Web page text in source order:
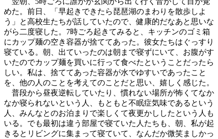
めた。前日、「早起きできたら琵琶湖のまわりを散歩しよ
う」と高校生たちが話していたので、健康的だなあと思いな
がら二度寝した。7時ごろ起きてみると、キッチンのゴミ箱
にカップ麺の空き容器が捨ててあった。彼女たちはぐっすり
寝ている。朝、出ていったのは朝まで寝ずにいて、お腹がす
いたのでカップ麺を買いに行って食べたということだったら
しい。私は、捨ててあった容器が水でゆすいであったこと
を、他の人のことを考えてのことだと思い、嬉しく感じた。
普段から昼夜逆転していたり、慣れない場所が怖くてなか
なか寝られないという人、もともと不眠症気味であるという
人、みんなとのお泊まりで楽しくて夜更かししたという人も
いる。でも最初は違う部屋で寝ていた人たちも、朝、私が起
きるとリビングに集まって寝ていて、なんだか微笑ましかっ